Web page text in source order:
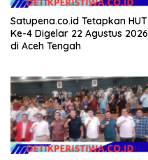
Satupena.co.id Tetapkan HUT
Ke-4 Digelar 22 Agustus 2026
di Aceh Tengah